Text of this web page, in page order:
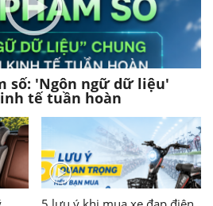
số: 'Ngôn ngữ dữ liệu'
tế tuần hoàn